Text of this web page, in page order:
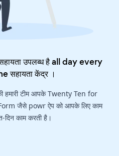
उपलब्ध है all day every
सहायता केंद्र।
हमारी टीम आपके Twenty Ten for
जैसे powr ऐप को आपके लिए काम
दिन काम करती है।